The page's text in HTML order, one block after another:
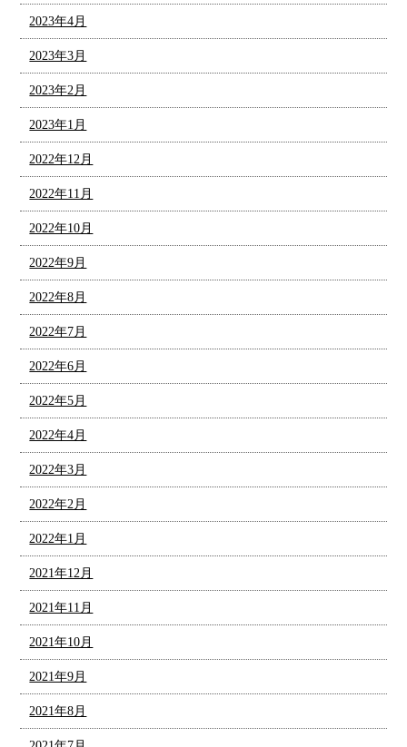
2023年4月
2023年3月
2023年2月
2023年1月
2022年12月
2022年11月
2022年10月
2022年9月
2022年8月
2022年7月
2022年6月
2022年5月
2022年4月
2022年3月
2022年2月
2022年1月
2021年12月
2021年11月
2021年10月
2021年9月
2021年8月